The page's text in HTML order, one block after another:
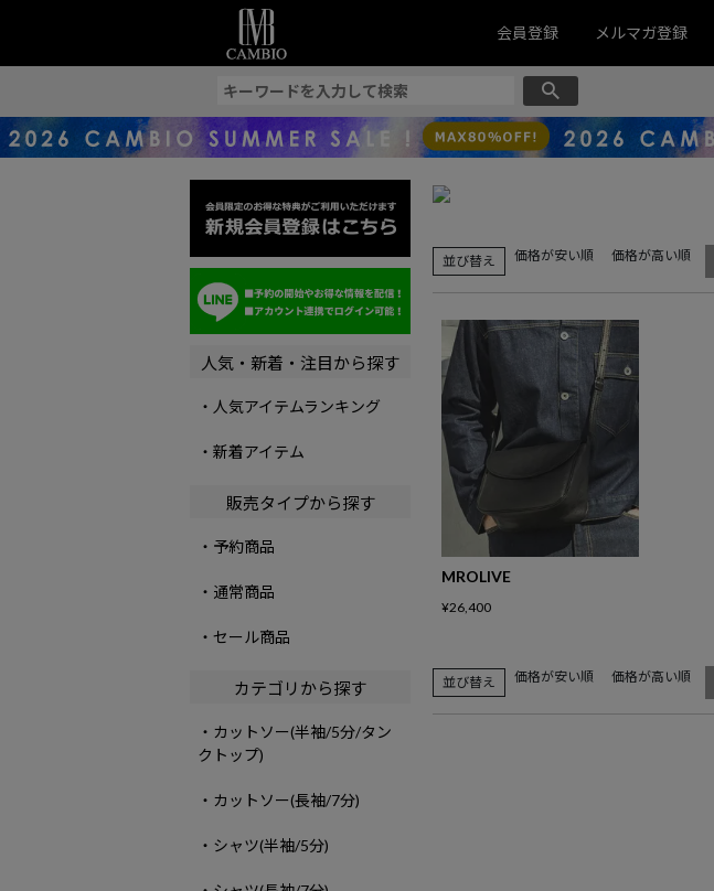
会員登録 メルマガ登録
並び替え 価格が安い順 価格が高い順
MROLIVE
¥26,400
並び替え 価格が安い順 価格が高い順
人気・新着・注目から探す
・人気アイテムランキング
・新着アイテム
販売タイプから探す
・予約商品
・通常商品
・セール商品
カテゴリから探す
・カットソー(半袖/5分/タン
クトップ)
・カットソー(長袖/7分)
・シャツ(半袖/5分)